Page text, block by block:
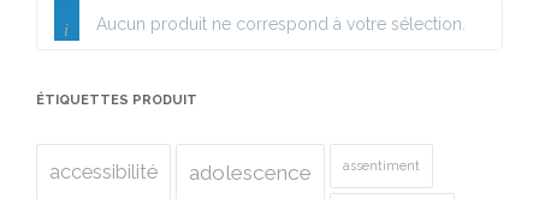
Aucun produit ne correspond à votre sélection.
ÉTIQUETTES PRODUIT
accessibilité adolescence assentiment